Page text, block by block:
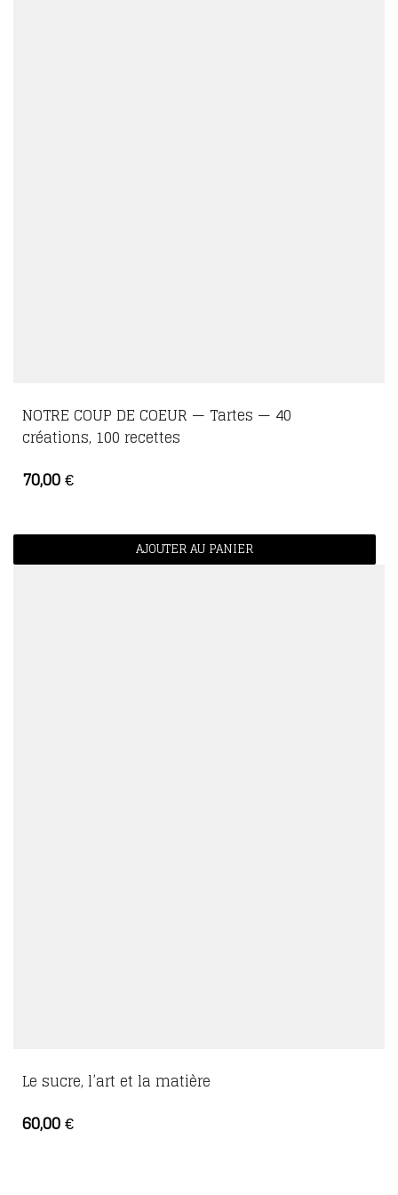
NOTRE COUP DE COEUR — Tartes — 40
créations, 100 recettes
AJOUTER AU PANIER
70,00 €
Le sucre, l’art et la matière
60,00 €